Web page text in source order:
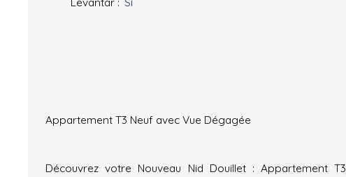
Appartement T3 Neuf avec Vue Dégagée
Découvrez votre Nouveau Nid Douillet : Appartement